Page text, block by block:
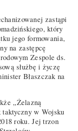
zastąpi
który
jego formowania,
na zastępcę
Zespole ds.
służbę i życzę
Błaszczak na
„Żelazną
w Wojsku
roku. Jej trzon